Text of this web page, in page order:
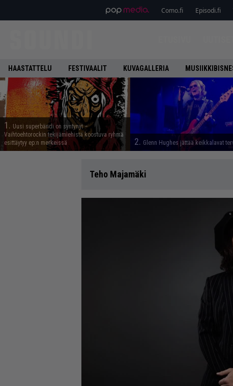
Como.fi Episodi.fi
HAASTATTELU FESTIVAALIT KUVAGALLERIA
1. Uusi superbändi on syntynyt –
Vaihtoehtorockin tekijämiehistä koostuva ryhmä
esittäytyy ep:n merkeissä
2. Glenn Hughes jättää keikkalavat
Teho Majamäki